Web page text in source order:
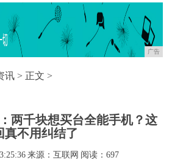
广告
讯 > 正文 >
两千块想买台全能手机？这
真不用纠结了
来源：互联网 阅读：697